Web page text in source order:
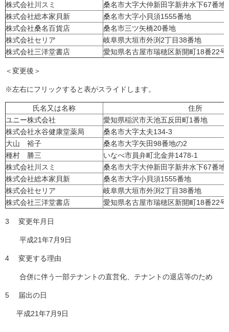
株式会社川スミ
桑名市大字大仲新田字新井水下67番地
株式会社総本家貝新
桑名市大字小貝須1555番地
株式会社桑名百貨店
桑名市三ツ矢橋20番地
株式会社セリア
岐阜県大垣市外渕2丁目38番地
株式会社三洋堂書店
愛知県名古屋市瑞穂区新開町18番22号
＜変更後＞
※左右にフリックすると表がスライドします。
氏名又は名称
住所
ユニー株式会社
愛知県稲沢市天池五反田町1番地
株式会社水谷健康堂薬局
桑名市大字太夫134-3
大山 裕子
桑名市大字矢田98番地の2
種村 勝三
いなべ市員弁町北金井1478-1
株式会社川スミ
桑名市大字大仲新田字新井水下67番地
株式会社総本家貝新
桑名市大字小貝須1555番地
株式会社セリア
岐阜県大垣市外渕2丁目38番地
株式会社三洋堂書店
愛知県名古屋市瑞穂区新開町18番22号
3 変更年月日
平成21年7月9日
4 変更する理由
合併に伴う一部テナントの直営化、テナントの退店等のため
5 届出の日
平成21年7月9日